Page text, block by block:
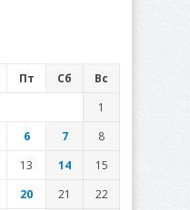
Пт Сб
Вс
1
6 7
8
13 14
15
20 21
22